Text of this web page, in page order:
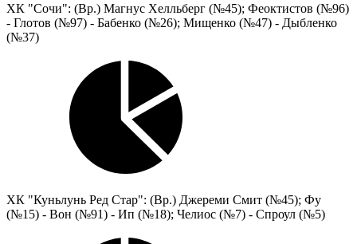
ХК "Сочи": (Вр.) Магнус Хелльберг (№45); Феоктистов (№96)
- Глотов (№97) - Бабенко (№26); Мищенко (№47) - Дыбленко
(№37)
ХК "Куньлунь Ред Стар": (Вр.) Джереми Смит (№45); Фу
(№15) - Вон (№91) - Ип (№18); Челиос (№7) - Спроул (№5)